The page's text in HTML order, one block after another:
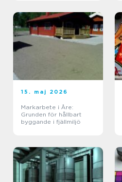
15. maj 2026
Markarbete i Åre:
Grunden för hållbart
byggande i fjällmiljö